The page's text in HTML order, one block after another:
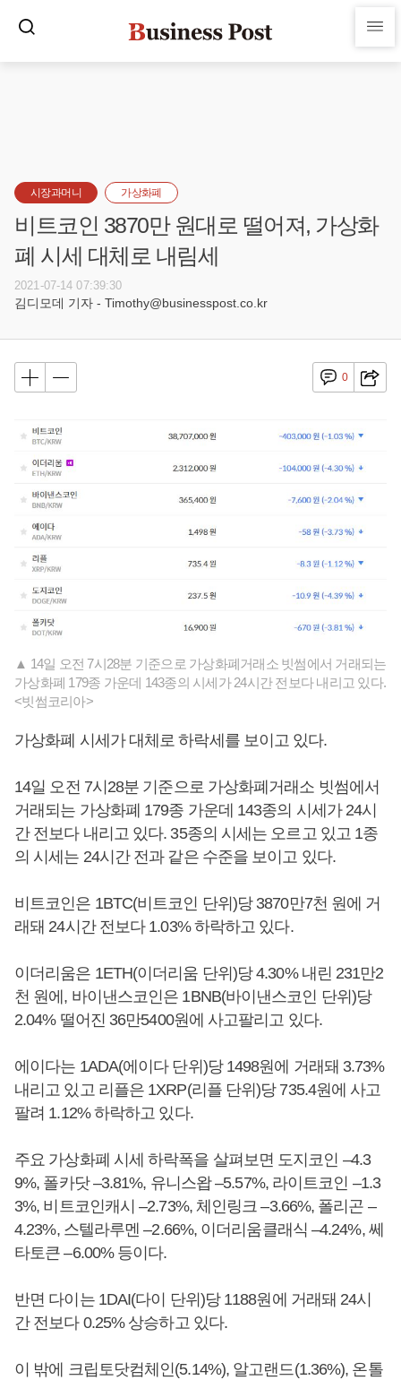
시장과머니 가상화폐
비트코인 3870만 원대로 떨어져, 가상화
폐 시세 대체로 내림세
2021-07-14 07:39:30
김디모데 기자 - Timothy@businesspost.co.kr
0
▲ 14일 오전 7시28분 기준으로 가상화폐거래소 빗썸에서 거래되는
가상화폐 179종 가운데 143종의 시세가 24시간 전보다 내리고 있다.
<빗썸코리아>
가상화폐 시세가 대체로 하락세를 보이고 있다.
14일 오전 7시28분 기준으로 가상화폐거래소 빗썸에서
거래되는 가상화폐 179종 가운데 143종의 시세가 24시
간 전보다 내리고 있다. 35종의 시세는 오르고 있고 1종
의 시세는 24시간 전과 같은 수준을 보이고 있다.
비트코인은 1BTC(비트코인 단위)당 3870만7천 원에 거
래돼 24시간 전보다 1.03% 하락하고 있다.
이더리움은 1ETH(이더리움 단위)당 4.30% 내린 231만2
천 원에, 바이낸스코인은 1BNB(바이낸스코인 단위)당
2.04% 떨어진 36만5400원에 사고팔리고 있다.
에이다는 1ADA(에이다 단위)당 1498원에 거래돼 3.73%
내리고 있고 리플은 1XRP(리플 단위)당 735.4원에 사고
팔려 1.12% 하락하고 있다.
주요 가상화폐 시세 하락폭을 살펴보면 도지코인 –4.3
9%, 폴카닷 –3.81%, 유니스왑 –5.57%, 라이트코인 –1.3
3%, 비트코인캐시 –2.73%, 체인링크 –3.66%, 폴리곤 –
4.23%, 스텔라루멘 –2.66%, 이더리움클래식 –4.24%, 쎄
타토큰 –6.00% 등이다.
반면 다이는 1DAI(다이 단위)당 1188원에 거래돼 24시
간 전보다 0.25% 상승하고 있다.
이 밖에 크립토닷컴체인(5.14%), 알고랜드(1.36%), 온톨